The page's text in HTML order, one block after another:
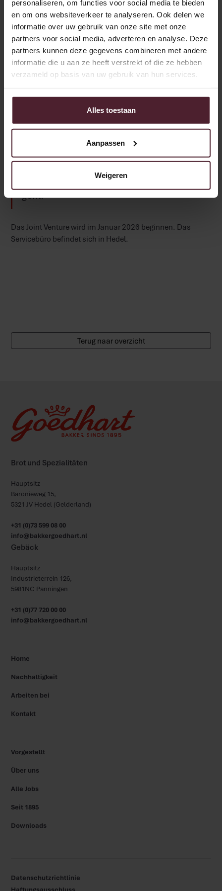
personaliseren, om functies voor social media te bieden
en om ons websiteverkeer te analyseren. Ook delen we
informatie over uw gebruik van onze site met onze
partners voor social media, adverteren en analyse. Deze
partners kunnen deze gegevens combineren met andere
informatie die u aan ze heeft verstrekt of die ze hebben
verzameld op basis van uw gebruik van hun services.
Alles toestaan
Aanpassen
Weigeren
mit großer Zuversicht und Begeisterung
entgegen.“
Jumbo-Sprecher
Venture und freuen uns auf eine
angenehme Zusammenarbeit. So können
besser bedienen, wenn es um
Geschmack, Qualität, Verfügbarkeit und
Nachhaltigkeit unseres frischen Brotes
geht.“
Das Joint Venture wird im Januar 2026 beginnen. Das
Servicebüro befindet sich in Hedel.
Terug naar overzicht
Brot und Spezialitäten
Hauptsitz
Baronieweg 15,
5321 JV Hedel (Gelderland)
+31 (0)73 599 08 00
info@bakkergoedhart.nl
Gebäck
Hauptsitz
Industrieterrein 126,
5981NC Panningen
+31 (0)77 720 00 00
info@bakkergoedhart.nl
Home
Nachhaltigkeit
Arbeiten bei
Kontakt
Vorgestellt
Über uns
Alle Jobs
Seit 1895
Downloads
Datenschutzrichtlinie